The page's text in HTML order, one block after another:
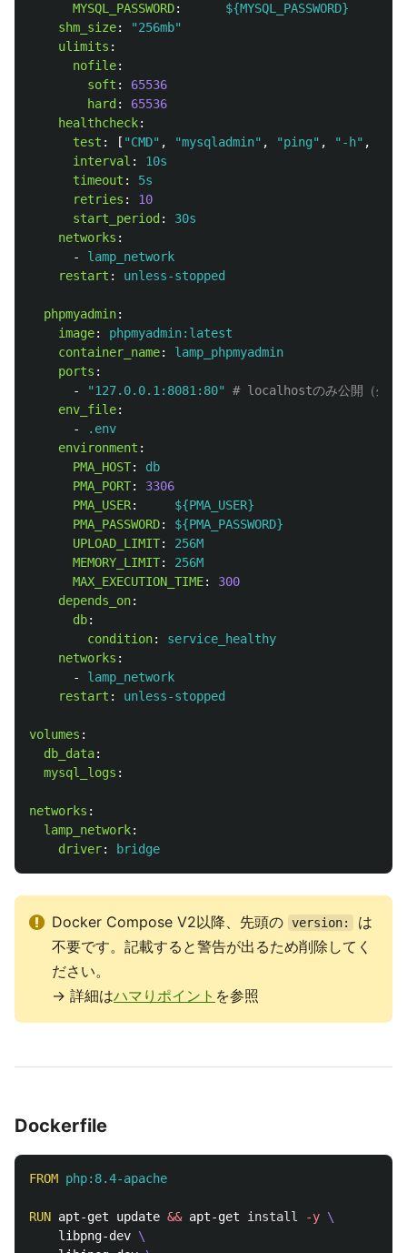
MYSQL_PASSWORD:
${MYSQL_PASSWORD}
shm_size: "256mb"
ulimits :
nofile:
soft :
65536
hard :
65536
healthcheck:
test : [ "CMD" , "mysqladmin" , "ping" , " -h" ,
interval :
10s
timeout :
5s
retries :
10
start_period :
30s
networks :
-
lamp_network
restart : unless-stopped
phpmyadmin:
image:
phpmyadmin:latest
container_name:
lamp_phpmyadmin
ports :
-
"127.0.0.1:8081:80"
# localhostのみ公開（外部
env_file:
-
.env
environment :
PMA_HOST:
db
PMA_PORT:
3306
PMA_USER:
${PMA_USER}
PMA_PASSWORD:
${PMA_PASSWORD}
UPLOAD_LIMIT:
256M
MEMORY_LIMIT:
256M
MAX_EXECUTION_TIME:
300
depends_on:
db:
condition:
service_healthy
networks :
-
lamp_network
restart : unless-stopped
volumes :
db_data:
mysql_logs :
networks :
lamp_network:
driver: bridge
Docker Compose V2以降、先頭の version:
は
不要です。記載すると警告が出るため削除してく
ださい。
→ 詳細はハマりポイント を参照
Dockerfile
FROM php:8.4-apache
RUN apt-get update && apt-get install -y
    libpng-dev